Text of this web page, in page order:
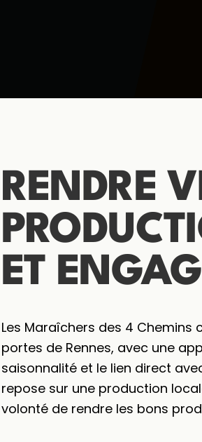
RENDRE
ET
Les Maraîchers des 4
portes de Rennes, avec une
saisonnalité et le lien direct
repose sur une production
volonté de rendre les bons